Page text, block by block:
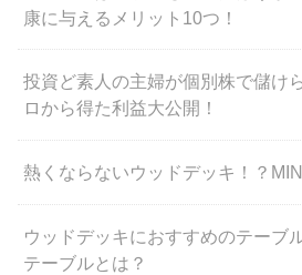
康に与えるメリット10つ！
投資ど素人の主婦が個別株で儲け
ロから得た利益大公開！
熱くならないウッドデッキ！？
ウッドデッキにおすすめのテーブ
テーブルとは？